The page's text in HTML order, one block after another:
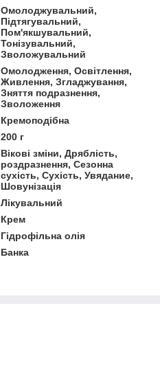
Омолоджувальний,
Підтягувальний,
Пом'якшувальний,
Тонізувальний,
Зволожувальний
Омолодження, Освітлення,
Живлення, Згладжування,
Зняття подразнення,
Зволоження
Кремоподібна
200 г
Вікові зміни, Дряблість,
роздразнення, Сезонна
сухість, Сухість, Увядание,
Шовунізація
Лікувальний
Крем
Гідрофільна олія
Банка